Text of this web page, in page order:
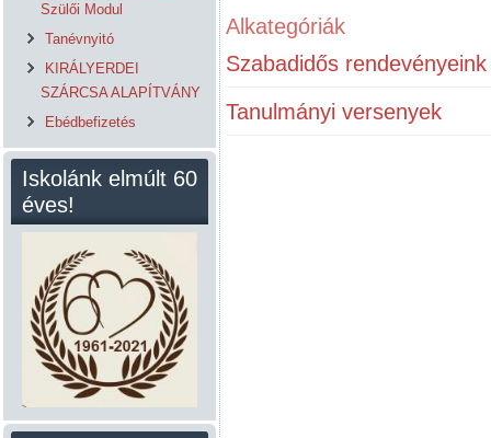
Szülői Modul
Tanévnyitó
KIRÁLYERDEI
SZÁRCSA ALAPÍTVÁNY
Ebédbefizetés
Iskolánk elmúlt 60
éves!
Alkategóriák
Szabadidős rendevényeink
Tanulmányi versenyek